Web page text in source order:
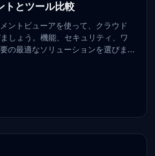
トとツール比較
ントビューアを使って、クラウド
しょう。機能、セキュリティ、ワ
の最適なソリューションを選びま